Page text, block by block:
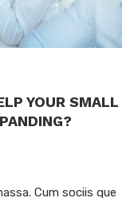
YOUR SMALL
Cum sociis que